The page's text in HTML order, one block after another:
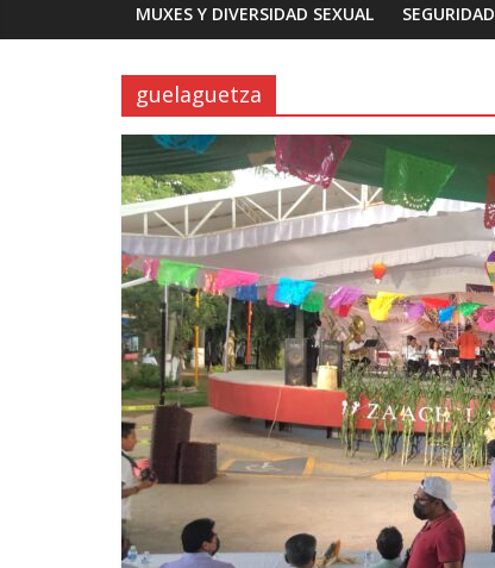
MUXES Y DIVERSIDAD SEXUAL SEGURIDAD
guelaguetza